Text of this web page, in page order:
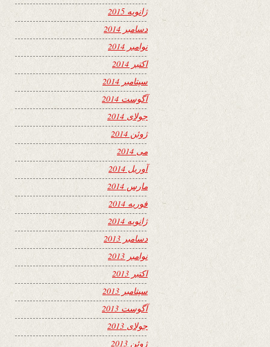
ژانویه 2015
دسامبر 2014
نوامبر 2014
اکتبر 2014
سپتامبر 2014
آگوست 2014
جولای 2014
ژوئن 2014
می 2014
آوریل 2014
مارس 2014
فوریه 2014
ژانویه 2014
دسامبر 2013
نوامبر 2013
اکتبر 2013
سپتامبر 2013
آگوست 2013
جولای 2013
ژوئن 2013